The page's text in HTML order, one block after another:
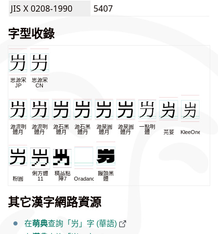
JIS X 0208-1990
5407
字型收錄
思源宋
JP
思源宋
CN
源流明
體月
源流明
體丹
源石黑
體月
源石黑
體丹
源泉圓
體月
源泉圓
體丹
一點明
體
芫荽 KleeOne
粉圓
俐方體
11
精品點
陣7
Oradano
饅頭黑
體
其它漢字網路資源
在萌典查詢「屶」字 (華語)